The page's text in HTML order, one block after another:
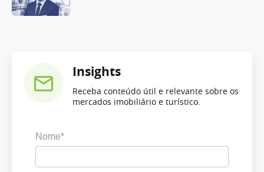
Insights
Receba conteúdo útil e relevante sobre os
mercados imobiliário e turístico.
Nome*